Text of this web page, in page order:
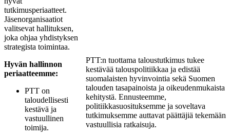
tutkimusperiaatteet.
Jäsenorganisaatiot
valitsevat hallituksen,
joka ohjaa yhdistyksen
strategista toimintaa.
Hyvän hallinnon
periaatteemme:
PTT on
taloudellisesti
kestävä ja
vastuullinen
toimija.
PTT:n tuottama taloustutkimus tukee
kestävää talouspolitiikkaa ja edistää
suomalaisten hyvinvointia sekä Suomen
talouden tasapainoista ja oikeudenmukaista
kehitystä. Ennusteemme,
politiikkasuosituksemme ja soveltava
tutkimuksemme auttavat päättäjiä tekemään
vastuullisia ratkaisuja.